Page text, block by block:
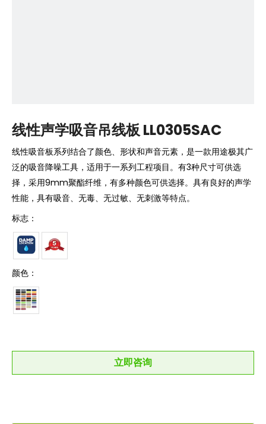
线性声学吸音吊线板 LL0305SAC
线性吸音板系列结合了颜色、形状和声音元素，是一款用途极其广
泛的吸音降噪工具，适用于一系列工程项目。有3种尺寸可供选
择，采用9mm聚酯纤维，有多种颜色可供选择。具有良好的声学
性能，具有吸音、无毒、无过敏、无刺激等特点。
标志：
颜色：
立即咨询